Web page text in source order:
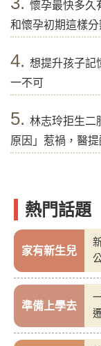
懷孕最快多久
和懷孕初期這樣分
4. 想提升孩子記
一不可
5. 林志玲拒生二
原因」惹禍，醫
熱門話題
家有新生兒
準備上學去